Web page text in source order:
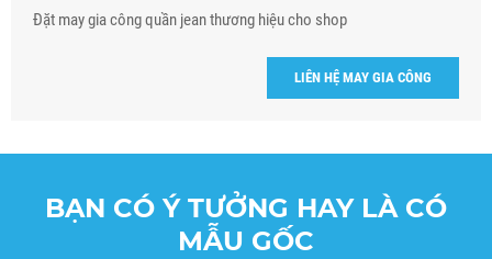
Đặt may gia công quần jean thương hiệu cho shop
LIÊN HỆ MAY GIA CÔNG
BẠN CÓ Ý TƯỞNG HAY LÀ CÓ
MẪU GỐC